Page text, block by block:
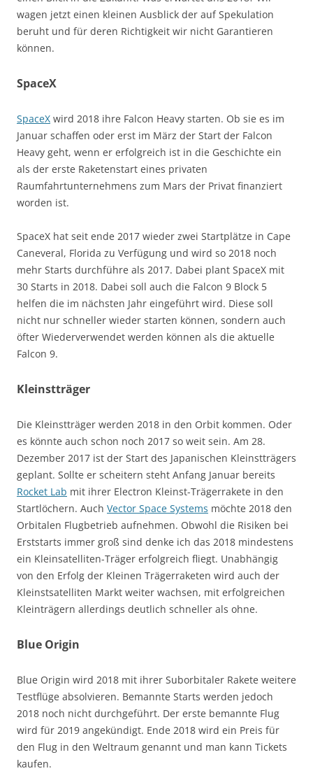
wagen jetzt einen kleinen Ausblick der auf Spekulation
beruht und für deren Richtigkeit wir nicht Garantieren
können.
SpaceX
SpaceX wird 2018 ihre Falcon Heavy starten. Ob sie es im
Januar schaffen oder erst im März der Start der Falcon
Heavy geht, wenn er erfolgreich ist in die Geschichte ein
als der erste Raketenstart eines privaten
Raumfahrtunternehmens zum Mars der Privat finanziert
worden ist.
SpaceX hat seit ende 2017 wieder zwei Startplätze in Cape
Caneveral, Florida zu Verfügung und wird so 2018 noch
mehr Starts durchführe als 2017. Dabei plant SpaceX mit
30 Starts in 2018. Dabei soll auch die Falcon 9 Block 5
helfen die im nächsten Jahr eingeführt wird. Diese soll
nicht nur schneller wieder starten können, sondern auch
öfter Wiederverwendet werden können als die aktuelle
Falcon 9.
Kleinstträger
Die Kleinstträger werden 2018 in den Orbit kommen. Oder
es könnte auch schon noch 2017 so weit sein. Am 28.
Dezember 2017 ist der Start des Japanischen Kleinstträgers
geplant. Sollte er scheitern steht Anfang Januar bereits
Rocket Lab mit ihrer Electron Kleinst-Trägerrakete in den
Startlöchern. Auch Vector Space Systems möchte 2018 den
Orbitalen Flugbetrieb aufnehmen. Obwohl die Risiken bei
Erststarts immer groß sind denke ich das 2018 mindestens
ein Kleinsatelliten-Träger erfolgreich fliegt. Unabhängig
von den Erfolg der Kleinen Trägerraketen wird auch der
Kleinstsatelliten Markt weiter wachsen, mit erfolgreichen
Kleinträgern allerdings deutlich schneller als ohne.
Blue Origin
Blue Origin wird 2018 mit ihrer Suborbitaler Rakete weitere
Testflüge absolvieren. Bemannte Starts werden jedoch
2018 noch nicht durchgeführt. Der erste bemannte Flug
wird für 2019 angekündigt. Ende 2018 wird ein Preis für
den Flug in den Weltraum genannt und man kann Tickets
kaufen.